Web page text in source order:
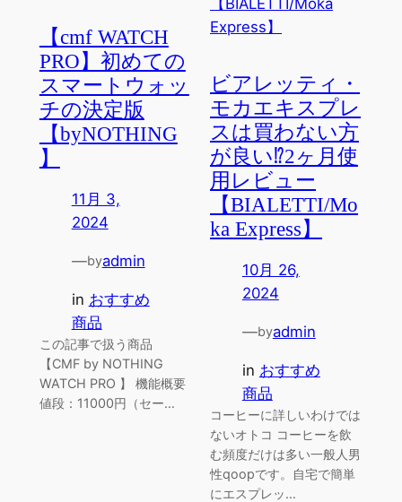
【cmf WATCH
PRO】初めての
スマートウォッ
チの決定版
【byNOTHING
】
11月 3,
2024
—byadmin
in おすすめ
商品
この記事で扱う商品
【CMF by NOTHING
WATCH PRO 】 機能概要
値段：11000円（セー…
ビアレッティ・
モカエキスプレ
スは買わない方
が良い⁉︎2ヶ月使
用レビュー
【BIALETTI/Mo
ka Express】
10月 26,
2024
—byadmin
in おすすめ
商品
コーヒーに詳しいわけでは
ないオトコ コーヒーを飲
む頻度だけは多い一般人男
性qoopです。自宅で簡単
にエスプレッ…